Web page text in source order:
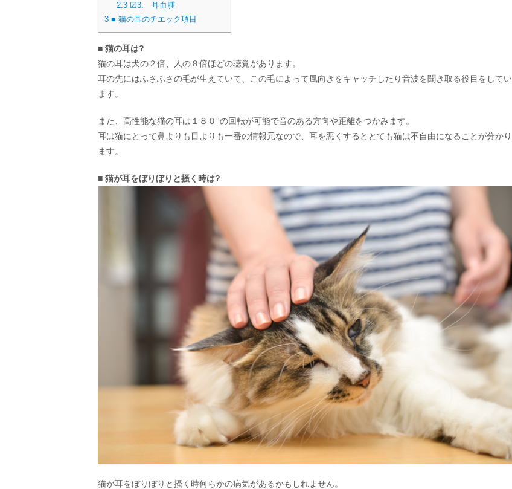
2.3☑︎3. 耳血腫
3 ■ 猫の耳のチエック項目
■ 猫の耳は?
猫の耳は犬の２倍、人の８倍ほどの聴覚があります。
耳の先にはふさふさの毛が生えていて、この毛によって風向きをキャッチしたり音波を聞き取る役目をしてい
ます。
また、高性能な猫の耳は１８０°の回転が可能で音のある方向や距離をつかみます。
耳は猫にとって鼻よりも目よりも一番の情報元なので、耳を悪くするととても猫は不自由になることが分かり
ます。
■ 猫が耳をぼりぼりと掻く時は?
猫が耳をぼりぼりと掻く時何らかの病気があるかもしれません。